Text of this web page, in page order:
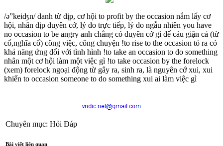
/ə”keiʤn/ danh từ dịp, cơ hội to profit by the occasion nắm lấy cơ
hội, nhân dịp duyên cớ, lý do trực tiếp, lý do ngẫu nhiên you have
no occasion to be angry anh chẳng có duyên cớ gì để cáu giận cả (từ
cổ,nghĩa cổ) công việc, công chuyện !to rise to the occasion tỏ ra có
khả năng ứng đối với tình hình !to take an occasion to do something
nhân một cơ hội làm một việc gì !to take occasion by the forelock
(xem) forelock ngoại động từ gây ra, sinh ra, là nguyên cớ xui, xui
khiến to occasion someone to do something xui ai làm việc gì
Chuyên mục: Hỏi Đáp
Bài viết liên quan